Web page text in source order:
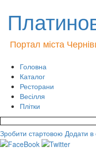
Портал міста
Головна
Каталог
Ресторани
Весілля
Плітки
Зробити стартовою Додати в